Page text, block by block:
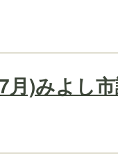
月)みよし